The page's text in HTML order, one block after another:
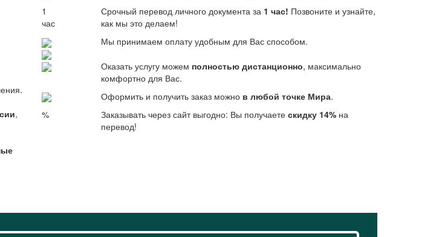
,
1
час
Срочный перевод личного документа за 1 час! Позвоните и узнайте,
как мы это делаем!
Мы принимаем оплату удобным для Вас способом.
Оказать услугу можем полностью дистанционно, максимально
комфортно для Вас.
Оформить и получить заказ можно в любой точке Мира.
%
Заказывать через сайт выгодно: Вы получаете скидку 14%на
перевод!